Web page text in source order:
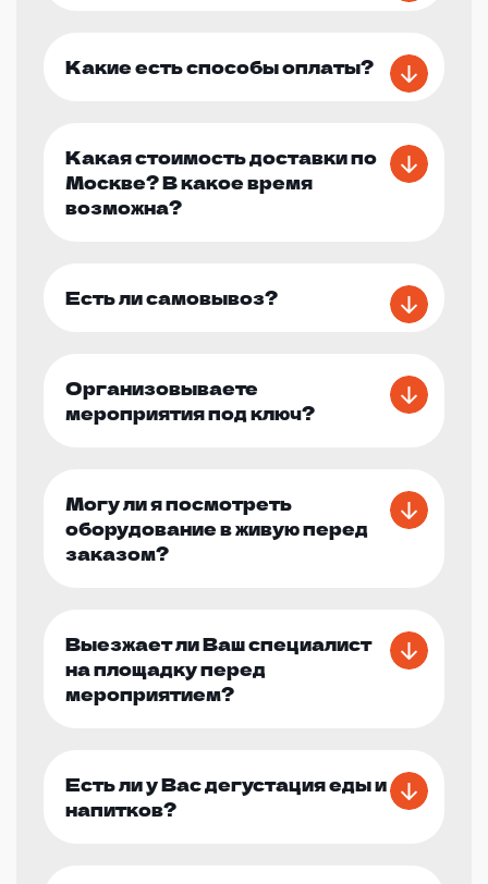
Какие есть способы оплаты?
Какая стоимость доставки по
Москве? В какое время
возможна?
Есть ли самовывоз?
Организовываете
мероприятия под ключ?
Могу ли я посмотреть
оборудование в живую перед
заказом?
Выезжает ли Ваш специалист
на площадку перед
мероприятием?
Есть ли у Вас дегустация еды и
напитков?